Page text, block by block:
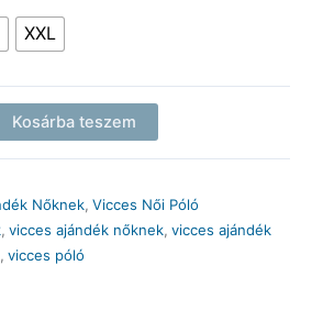
XXL
Kosárba teszem
Nőknek, Vicces Női Póló
, vicces ajándék nőknek, vicces ajándék
, vicces póló